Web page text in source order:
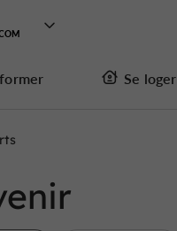
Se loger